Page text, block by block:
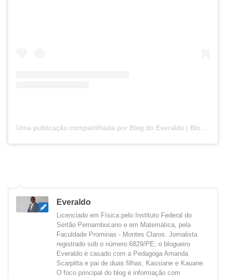
Uma publicação compartilhada por Blog do Everaldo | Blog de Notícias (@blogdoeveraldo)
Everaldo
Licenciado em Física pelo Instituto Federal do
Sertão Pernambucano e em Matemática, pela
Faculdade Prominas - Montes Claros. Jornalista
registrado sob o número 6829/PE, o blogueiro
Everaldo é casado com a Pedagoga Amanda
Scarpitta e pai de duas filhas, Kassiane e Kauane.
O foco principal do blog é informação com